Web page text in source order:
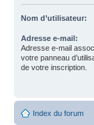
Nom d’utilisateur:
Adresse e-mail:
Adresse e-mail
votre panneau
de votre inscription.
Index du forum